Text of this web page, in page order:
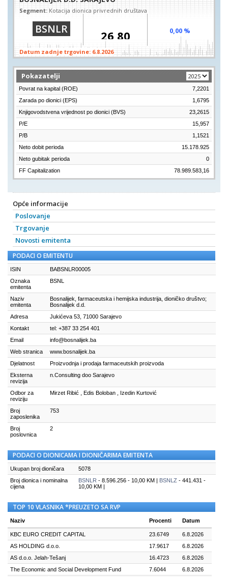
Segment: Kotacija dionica privrednih društava
BSNLR
26,80
26,80
0,00 %
Datum zadnje trgovine: 6.8.2026
Pokazatelji
Povrat na kapital (ROE)
7,2201
Zarada po dionici (EPS)
1,6795
Knjigovodstvena vrijednost po dionici (BVS)
23,2615
P/E
15,957
P/B
1,1521
Neto dobit perioda
15.178.925
Neto gubitak perioda
0
FF Capitalization
78.989.583,16
Opće informacije
Poslovanje
Trgovanje
Novosti emitenta
PODACI O EMITENTU
ISIN
BABSNLR00005
Oznaka
emitenta
BSNL
Naziv
emitenta
Bosnalijek, farmaceutska i hemijska industrija, dioničko društvo;
Bosnalijek d.d.
Adresa
Jukićeva 53, 71000 Sarajevo
Kontakt
tel: +387 33 254 401
Email
info@bosnalijek.ba
Web stranica
www.bosnalijek.ba
Djelatnost
Proizvodnja i prodaja farmaceutskih proizvoda
Eksterna
revizija
n.Consulting doo Sarajevo
Odbor za
reviziju
Mirzet Ribić , Edis Boloban , Izedin Kurtović
Broj
zaposlenika
753
Broj
poslovnica
2
PODACI O DIONICAMA I DIONIČARIMA EMITENTA
Ukupan broj dioničara
5078
Broj dionica i nominalna
cijena
BSNLR - 8.596.256 - 10,00 KM | BSNLZ - 441.431 -
10,00 KM |
TOP 10 VLASNIKA *PREUZETO SA RVP
Naziv Procenti Datum
KBC EURO CREDIT CAPITAL 23.6749
6.8.2026
AS HOLDING d.o.o.
17.9617
6.8.2026
AS d.o.o. Jelah-Tešanj
16.4723
6.8.2026
The Economic and Social Development Fund
7.6044
6.8.2026